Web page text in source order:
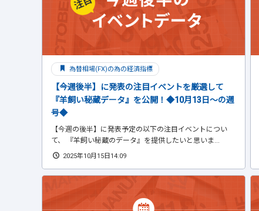
為替相場(FX)の為の経済指標
【今週後半】に発表の注目イベントを厳選して
『羊飼い秘蔵データ』を公開！◆10月13日～の週
号◆
【今週の後半】に発表予定の以下の注目イベントについ
て、 『羊飼い秘蔵のデータ』を提供したいと思いま...
2025年10月15日14:09